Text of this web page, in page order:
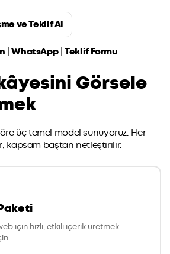
ve Teklif Al
|WhatsApp|Teklif Formu
Görsele
üç temel model sunuyoruz. Her
kapsam baştan netleştirilir.
için hızlı, etkili içerik üretmek